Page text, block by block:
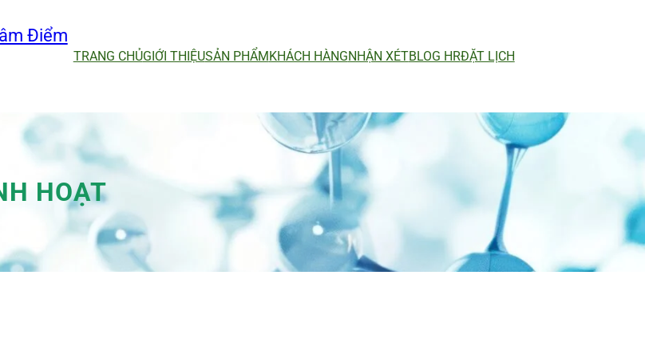
Điểm
TRANG CHỦGIỚI THIỆUSẢN PHẨMKHÁCH HÀNGNHẬN XÉTBLOG HRĐẶT LỊCH
HOẠT